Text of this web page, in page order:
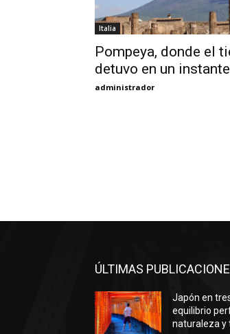
Italia
Pompeya, donde el
detuvo en un instante
administrador
ÚLTIMAS
Japón en
equilibrio
naturaleza y